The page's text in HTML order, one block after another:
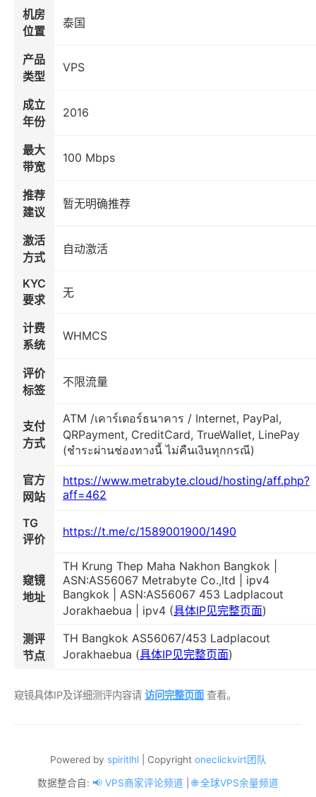
机房
位置
泰国
产品
类型
VPS
成立
年份
2016
最大
带宽
100 Mbps
推荐
建议
暂无明确推荐
激活
方式
自动激活
KYC
要求
无
计费
系统
WHMCS
评价
标签
不限流量
支付
方式
ATM /เคาร์เตอร์ธนาคาร / Internet, PayPal,
QRPayment, CreditCard, TrueWallet, LinePay
(ชำระผ่านช่องทางนี้ ไม่คืนเงินทุกกรณี)
官方
网站
https://www.metrabyte.cloud/hosting/aff.php?
aff=462
TG
评价
https://t.me/c/1589001900/1490
窥镜
地址
TH Krung Thep Maha Nakhon Bangkok |
ASN:AS56067 Metrabyte Co.,ltd | ipv4
Bangkok | ASN:AS56067 453 Ladplacout
Jorakhaebua | ipv4 (具体IP见完整页面)
测评
节点
TH Bangkok AS56067/453 Ladplacout
Jorakhaebua (具体IP见完整页面)
窥镜具体IP及详细测评内容请 访问完整页面查看。
Powered by spiritlhl| Copyright oneclickvirt团队
数据整合自: 📢 VPS商家评论频道 |🌐 全球VPS余量频道